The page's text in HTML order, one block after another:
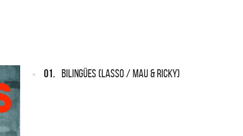
01. BILINGÜES (LASSO / MAU & RICKY)